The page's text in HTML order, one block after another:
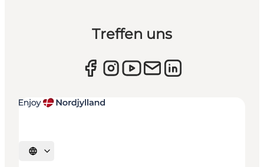
Treffen uns
Sprache auswählen